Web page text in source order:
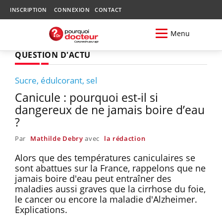
INSCRIPTION CONNEXION CONTACT
Menu
QUESTION D'ACTU
Sucre, édulcorant, sel
Canicule : pourquoi est-il si
dangereux de ne jamais boire d’eau
?
Par Mathilde Debry avec la rédaction
Alors que des températures caniculaires se
sont abattues sur la France, rappelons que ne
jamais boire d'eau peut entraîner des
maladies aussi graves que la cirrhose du foie,
le cancer ou encore la maladie d'Alzheimer.
Explications.